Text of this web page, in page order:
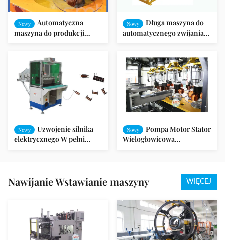
Nowy
Automatyczna
maszyna do produkcji
Mitsubishi Servo
Nowy
Długa maszyna do
automatycznego zwijania
Nowy
Uzwojenie silnika
elektrycznego W pełni
Nowy
Pompa Motor Stator
Wielogłowicowa
Nawijanie Wstawianie maszyny WIĘCEJ